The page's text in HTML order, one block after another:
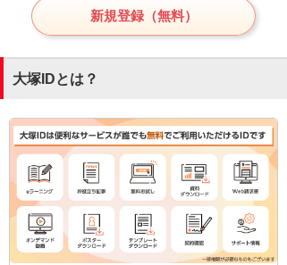
新規登録（無料）
大塚IDとは？